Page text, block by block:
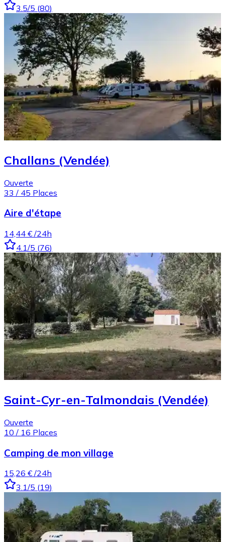
3.5/5 (80)
Challans (Vendée)
Ouverte
33 / 45 Places
Aire d'étape
14,44 € /24h
4.1/5 (76)
Saint-Cyr-en-Talmondais (Vendée)
Ouverte
10 / 16 Places
Camping de mon village
15,26 € /24h
3.1/5 (19)